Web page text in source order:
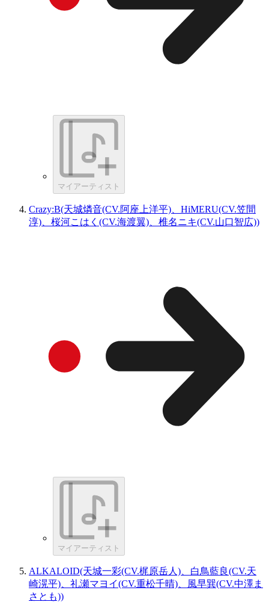
マイアーティスト
Crazy:B(天城燐音(CV.阿座上洋平)、HiMERU(CV.笠間
淳)、桜河こはく(CV.海渡翼)、椎名ニキ(CV.山口智広))
マイアーティスト
ALKALOID(天城一彩(CV.梶原岳人)、白鳥藍良(CV.天
崎滉平)、礼瀬マヨイ(CV.重松千晴)、風早巽(CV.中澤ま
さとも))